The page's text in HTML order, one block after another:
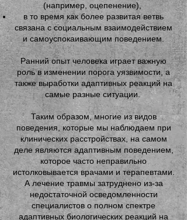
(например, оцепенение),
в то время как более развитая ветвь
связана с социальным взаимодействием
и самоуспокаивающим поведением.
Ранний опыт человека играет важную
роль в изменении порога уязвимости, а
также выработки адаптивных реакций на
самые разные ситуации.
Таким образом, многие из видов
поведения, которые мы наблюдаем при
клинических расстройствах, на самом
деле являются адаптивным поведением,
которое часто неправильно
истолковывается врачами и терапевтами.
А лечение травмы затруднено из-за
недостаточной осведомленности
специалистов о полном спектре
адаптивных биологических реакций на